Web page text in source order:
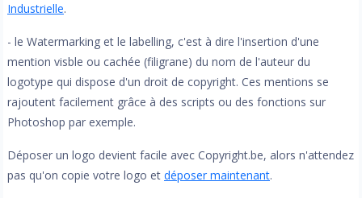
Industrielle.
- le Watermarking et le labelling, c'est à dire l'insertion d'une
mention visble ou cachée (filigrane) du nom de l'auteur du
logotype qui dispose d'un droit de copyright. Ces mentions se
rajoutent facilement grâce à des scripts ou des fonctions sur
Photoshop par exemple.
Déposer un logo devient facile avec Copyright.be, alors n'attendez
pas qu'on copie votre logo et déposer maintenant.